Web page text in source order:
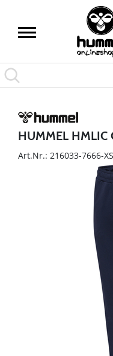
HUMMEL HMLIC
Art.Nr.: 216033-7666-XS